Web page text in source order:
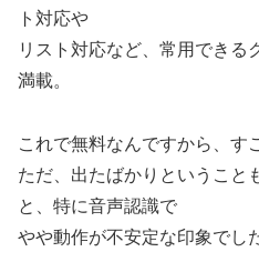
ト対応や
リスト対応など、常用できる
満載。
これで無料なんですから、す
ただ、出たばかりということ
と、特に音声認識で
やや動作が不安定な印象でし